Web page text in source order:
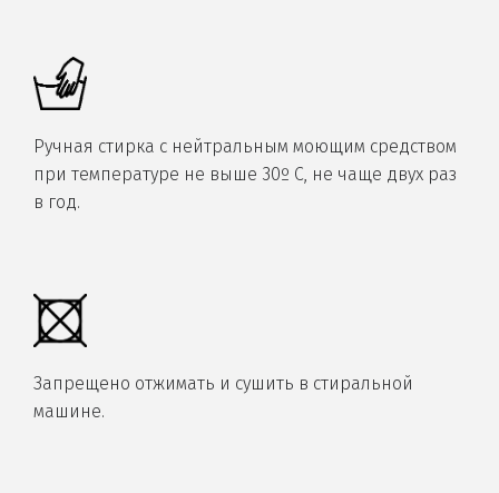
Ручная стирка с нейтральным моющим средством
при температуре не выше 30º С, не чаще двух раз
в год.
Запрещено отжимать и сушить в стиральной
машине.